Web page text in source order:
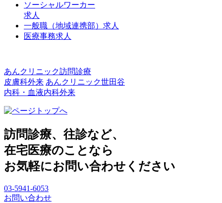
ソーシャルワーカー
求人
一般職（地域連携部）求人
医療事務求人
あんクリニック訪問診療
皮膚科外来 あんクリニック世田谷
内科・血液内科外来
訪問診療、往診など、
在宅医療のことなら
お気軽にお問い合わせください
03-5941-6053
お問い合わせ